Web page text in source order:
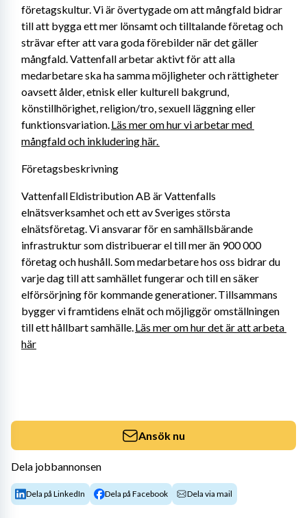
företagskultur. Vi är övertygade om att mångfald bidrar
till att bygga ett mer lönsamt och tilltalande företag och
strävar efter att vara goda förebilder när det gäller
mångfald. Vattenfall arbetar aktivt för att alla
medarbetare ska ha samma möjligheter och rättigheter
oavsett ålder, etnisk eller kulturell bakgrund,
könstillhörighet, religion/tro, sexuell läggning eller
funktionsvariation. Läs mer om hur vi arbetar med
mångfald och inkludering här.
Företagsbeskrivning
Vattenfall Eldistribution AB är Vattenfalls
elnätsverksamhet och ett av Sveriges största
elnätsföretag. Vi ansvarar för en samhällsbärande
infrastruktur som distribuerar el till mer än 900 000
företag och hushåll. Som medarbetare hos oss bidrar du
varje dag till att samhället fungerar och till en säker
elförsörjning för kommande generationer. Tillsammans
bygger vi framtidens elnät och möjliggör omställningen
till ett hållbart samhälle. Läs mer om hur det är att arbeta
här
Ansök nu
Dela jobbannonsen
Dela på LinkedIn Dela på Facebook Dela via mail